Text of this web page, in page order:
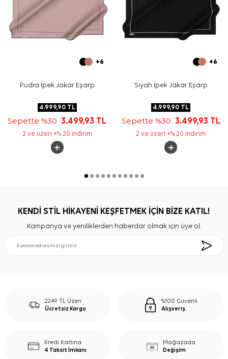
+6
Pudra İpek Jakar Eşarp
4.999,90TL
Sepette %303.499,93 TL
2 ve üzeri +% 20 indirim
+6
Siyah İpek Jakar Eşarp
4.999,90 TL
Sepette %30 3.499,93 TL
2 ve üzeri +% 20 indirim
KENDİ STİL HİKAYENİ KEŞFETMEK İÇİN BİZE KATIL!
Kampanya ve yeniliklerden haberdar olmak için üye ol.
2249 TL Üzeri
Ücretsiz Kargo
%100 Güvenli
Alışveriş
Kredi Kartına
4 Taksit İmkanı
Mağazada
Değişim